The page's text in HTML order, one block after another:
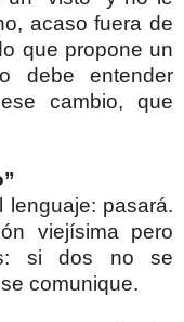
acaso fuera de
que propone un
debe entender
cambio, que
lenguaje: pasará.
viejísima pero
si dos no se
comunique.